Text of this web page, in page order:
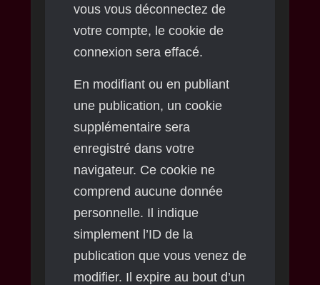
vous vous déconnectez de
votre compte, le cookie de
connexion sera effacé.
En modifiant ou en publiant
une publication, un cookie
supplémentaire sera
enregistré dans votre
navigateur. Ce cookie ne
comprend aucune donnée
personnelle. Il indique
simplement l’ID de la
publication que vous venez de
modifier. Il expire au bout d’un